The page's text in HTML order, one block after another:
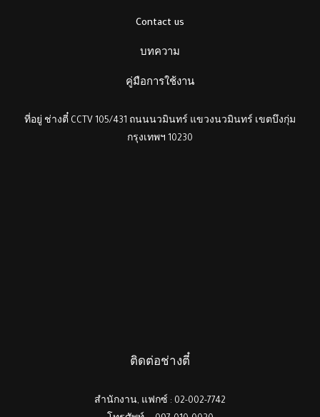
Contact us
บทความ
คู่มือการใช้งาน
ที่อยู่ ช่างตี๋ CCTV 105/431 ถนนนวมินทร์ แขวงนวมินทร์ เขตบึงกุ่ม
กรุงเทพฯ 10230
ติดต่อช่างตี๋
สำนักงาน, แฟกซ์ : 02-002-7742